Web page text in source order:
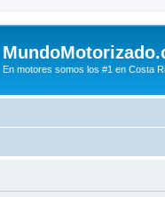
En motores somos los #1 en Costa